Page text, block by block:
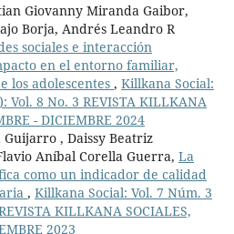
Giovanny Miranda Gaibor,
Borja, Andrés Leandro R
sociales e interacción
en el entorno familiar,
los adolescentes , Killkana Social:
Vol. 8 No. 3 REVISTA KILLKANA
- DICIEMBRE 2024
, Daissy Beatriz
Aníbal Corella Guerra, La
como un indicador de calidad
, Killkana Social: Vol. 7 Núm. 3
KILLKANA SOCIALES,
2023